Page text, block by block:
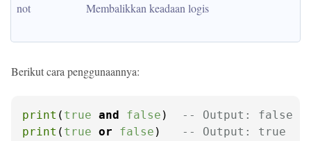
not Membalikkan keadaan logis
Berikut cara penggunaannya:
print ( true and false )
-- Output: false
print ( true or false )
-- Output: true